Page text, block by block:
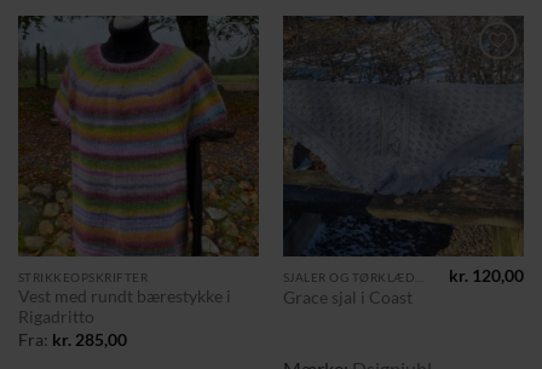
Tilføj til
ønskeliste
STRIKKEOPSKRIFTER
Vest med rundt bærestykke i
Rigadritto
Fra: kr.285,00
Tilføj til
Grace sjal i Coast
kr. 120,00